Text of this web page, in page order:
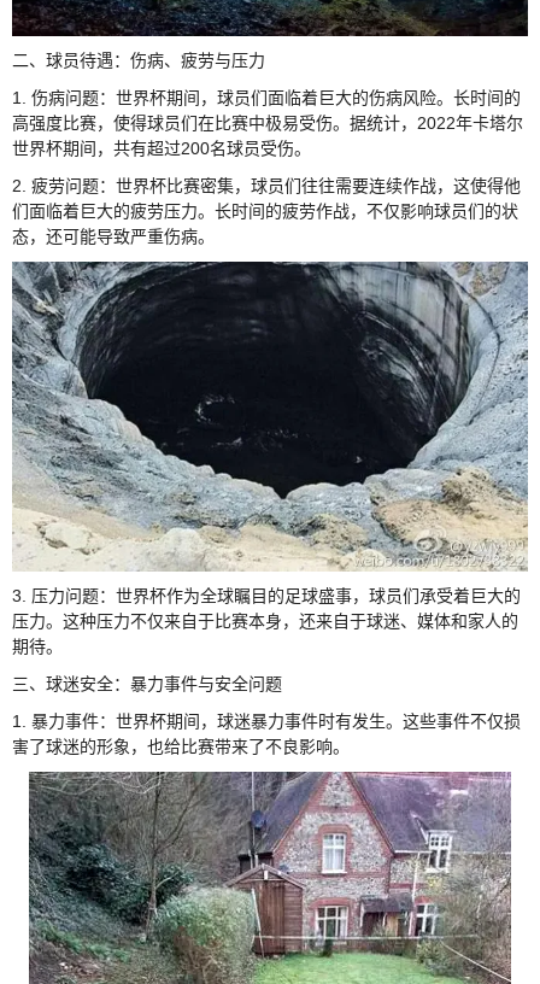
二、球员待遇：伤病、疲劳与压力
1. 伤病问题：世界杯期间，球员们面临着巨大的伤病风险。长时间的
高强度比赛，使得球员们在比赛中极易受伤。据统计，2022年卡塔尔
世界杯期间，共有超过200名球员受伤。
2. 疲劳问题：世界杯比赛密集，球员们往往需要连续作战，这使得他
们面临着巨大的疲劳压力。长时间的疲劳作战，不仅影响球员们的状
态，还可能导致严重伤病。
3. 压力问题：世界杯作为全球瞩目的足球盛事，球员们承受着巨大的
压力。这种压力不仅来自于比赛本身，还来自于球迷、媒体和家人的
期待。
三、球迷安全：暴力事件与安全问题
1. 暴力事件：世界杯期间，球迷暴力事件时有发生。这些事件不仅损
害了球迷的形象，也给比赛带来了不良影响。